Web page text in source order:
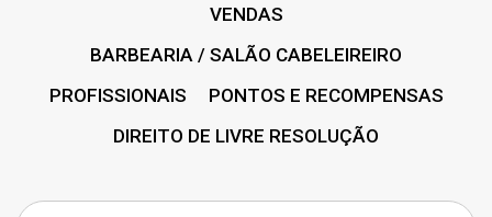
VENDAS
BARBEARIA / SALÃO CABELEIREIRO
PROFISSIONAIS
PONTOS E RECOMPENSAS
DIREITO DE LIVRE RESOLUÇÃO